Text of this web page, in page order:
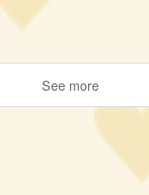
See more